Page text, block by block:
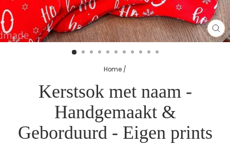
Home /
Kerstsok met naam -
Handgemaakt &
Geborduurd - Eigen prints